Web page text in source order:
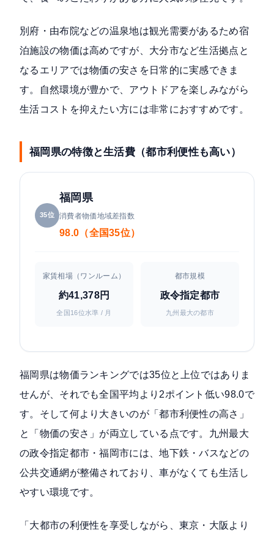
別府・由布院などの温泉地は観光需要があるため宿
泊施設の物価は高めですが、大分市など生活拠点と
なるエリアでは物価の安さを日常的に実感できま
す。自然環境が豊かで、アウトドアを楽しみながら
生活コストを抑えたい方には非常におすすめです。
福岡県の特徴と生活費（都市利便性も高い）
35位
福岡県
消費者物価地域差指数
98.0（全国35位）
家賃相場（ワンルーム）
約41,378円
全国16位水準 / 月
都市規模
政令指定都市
九州最大の都市
福岡県は物価ランキングでは35位と上位ではありま
せんが、それでも全国平均より2ポイント低い98.0で
す。そして何より大きいのが「都市利便性の高さ」
と「物価の安さ」が両立している点です。九州最大
の政令指定都市・福岡市には、地下鉄・バスなどの
公共交通網が整備されており、車がなくても生活し
やすい環境です。
「大都市の利便性を享受しながら、東京・大阪より